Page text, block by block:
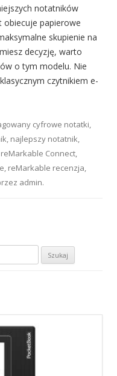
notatników
obiecuje papierowe
skupienie na
decyzję, warto
o tym modelu. Nie
czytnikiem e-
cyfrowe notatki,
, najlepszy notatnik,
reMarkable Connect,
, reMarkable recenzja,
admin.